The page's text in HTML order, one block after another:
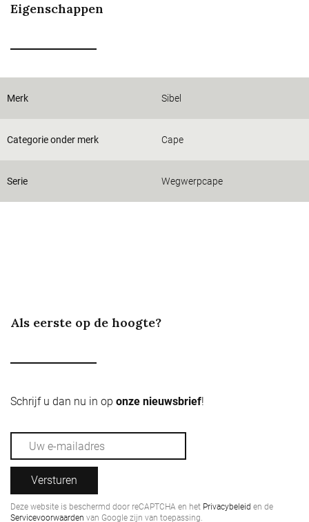
Eigenschappen
Merk Sibel
Categorie onder merk Cape
Serie Wegwerpcape
Als eerste op de hoogte?
Schrijf u dan nu in op onze nieuwsbrief!
Versturen
Deze website is beschermd door reCAPTCHA en het Privacybeleid en de
Servicevoorwaarden van Google zijn van toepassing.